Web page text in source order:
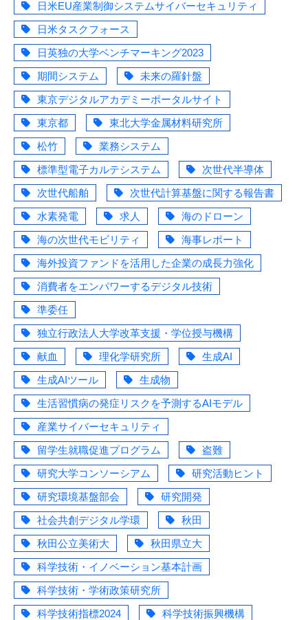
日米EU産業制御システムサイバーセキュリティ
日米タスクフォース
日英独の大学ベンチマーキング2023
期間システム
未来の羅針盤
東京デジタルアカデミーポータルサイト
東京都
東北大学金属材料研究所
松竹
業務システム
標準型電子カルテシステム
次世代半導体
次世代船舶
次世代計算基盤に関する報告書
水素発電
求人
海のドローン
海の次世代モビリティ
海事レポート
海外投資ファンドを活用した企業の成長力強化
消費者をエンパワーするデジタル技術
準委任
独立行政法人大学改革支援・学位授与機構
献血
理化学研究所
生成AI
生成AIツール
生成物
生活習慣病の発症リスクを予測するAIモデル
産業サイバーセキュリティ
留学生就職促進プログラム
盗難
研究大学コンソーシアム
研究活動ヒント
研究環境基盤部会
研究開発
社会共創デジタル学環
秋田
秋田公立美術大
秋田県立大
科学技術・イノベーション基本計画
科学技術・学術政策研究所
科学技術指標2024
科学技術振興機構